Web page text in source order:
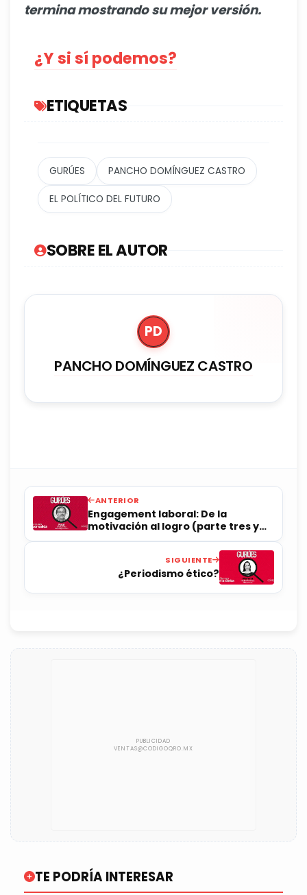
termina mostrando su mejor versión.
¿Y si sí podemos?
ETIQUETAS
GURÚES PANCHO DOMÍNGUEZ CASTRO
EL POLÍTICO DEL FUTURO
SOBRE EL AUTOR
PD
PANCHO DOMÍNGUEZ CASTRO
ANTERIOR
Engagement laboral: De la
motivación al logro (parte tres y
última)
SIGUIENTE
¿Periodismo ético?
TE PODRÍA INTERESAR